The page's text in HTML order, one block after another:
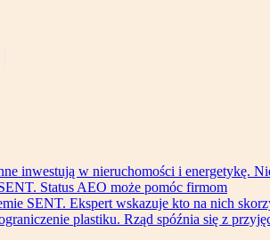
inwestują w nieruchomości i energetykę.
Status AEO może pomóc firmom
SENT. Ekspert wskazuje kto na nich
plastiku. Rząd spóźnia się z